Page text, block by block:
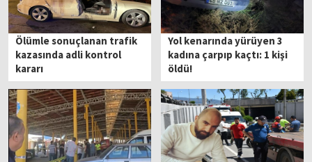
Ölümle sonuçlanan trafik
kazasında adli kontrol
kararı
Yol kenarında yürüyen 3
kadına çarpıp kaçtı: 1 kişi
öldü!